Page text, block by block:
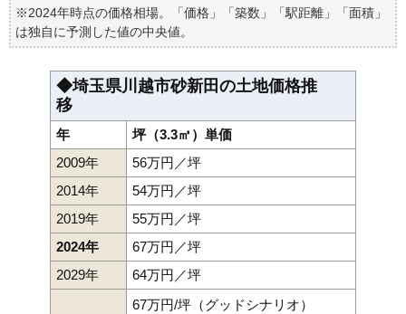
※2024年時点の価格相場。「価格」「築数」「駅距離」「面積」
は独自に予測した値の中央値。
◆埼玉県川越市砂新田の土地価格推
移
年
坪（3.3㎡）単価
2009年
56万円／坪
2014年
54万円／坪
2019年
55万円／坪
2024年
67万円／坪
2029年
64万円／坪
67万円/坪（グッドシナリオ）